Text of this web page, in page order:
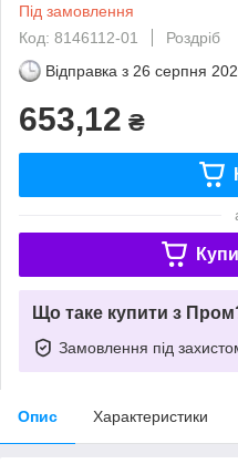
Під замовлення
Код: 8146112-01
Роздріб
Відправка з 26 серпня
653,12 ₴
Що таке купити з
Замовлення під
Опис Характеристики